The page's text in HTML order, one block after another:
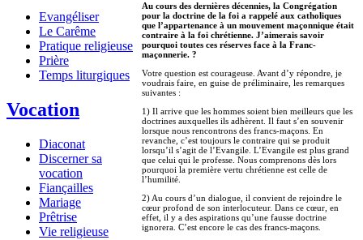
Evangéliser
Le Carême
Pratique religieuse
Prière
Temps liturgiques
Vocation
Diaconat
Discerner sa
vocation
Fiançailles
Mariage
Prêtrise
Vie religieuse
Au cours des dernières décennies, la Congrégation
pour la doctrine de la foi a rappelé aux catholiques
que l’appartenance à un mouvement maçonnique était
contraire à la foi chrétienne. J’aimerais savoir
pourquoi toutes ces réserves face à la Franc-
maçonnerie. ?
Votre question est courageuse. Avant d’y répondre, je
voudrais faire, en guise de préliminaire, les remarques
suivantes :
1) Il arrive que les hommes soient bien meilleurs que les
doctrines auxquelles ils adhèrent. Il faut s’en souvenir
lorsque nous rencontrons des francs-maçons. En
revanche, c’est toujours le contraire qui se produit
lorsqu’il s’agit de l’Evangile. L’Evangile est plus grand
que celui qui le professe. Nous comprenons dès lors
pourquoi la première vertu chrétienne est celle de
l’humilité.
2) Au cours d’un dialogue, il convient de rejoindre le
cœur profond de son interlocuteur. Dans ce cœur, en
effet, il y a des aspirations qu’une fausse doctrine
ignorera. C’est encore le cas des francs-maçons.